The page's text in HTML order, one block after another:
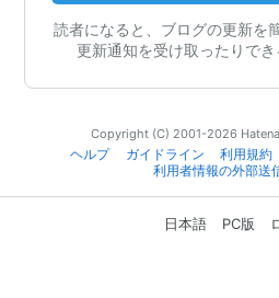
読者になると、ブログの更新を
更新通知を受け取ったりでき
Copyright (C) 2001-2026
ヘルプ
ガイドライン 利用規約
利用者情報の外部送
日本語 PC版